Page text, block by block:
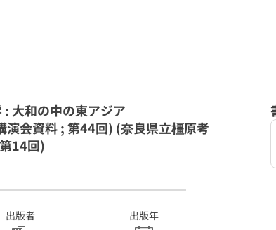
大和の中の東アジア
会資料 ; 第44回) (奈良県立橿原考
14回)
出版者 出版年